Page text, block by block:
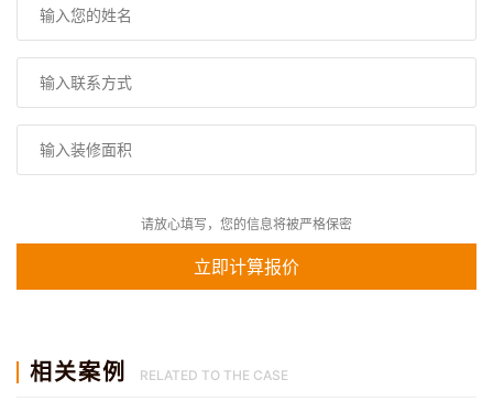
请放心填写，您的信息将被严格保密
相关案例 RELATED TO THE CASE